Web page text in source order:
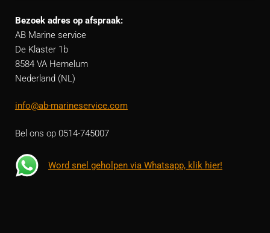
Bezoek adres op afspraak:
AB Marine service
De Klaster 1b
8584 VA Hemelum
Nederland (NL)
info@ab-marineservice.com
Bel ons op 0514-745007
Word snel geholpen via Whatsapp, klik hier!